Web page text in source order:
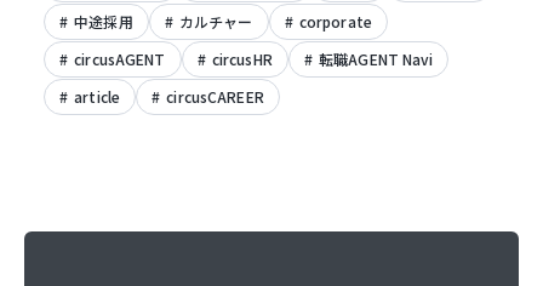
中途採用
カルチャー
corporate
circusAGENT
circusHR
転職AGENT Navi
article
circusCAREER